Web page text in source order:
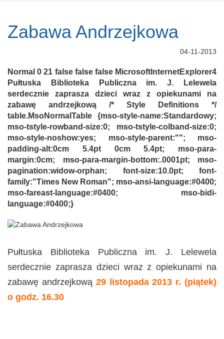
Zabawa Andrzejkowa
04-11-2013
Normal 0 21 false false false MicrosoftInternetExplorer4
Pułtuska Biblioteka Publiczna im. J. Lelewela
serdecznie zaprasza dzieci wraz z opiekunami na
zabawę andrzejkową /* Style Definitions */
table.MsoNormalTable {mso-style-name:Standardowy;
mso-tstyle-rowband-size:0; mso-tstyle-colband-size:0;
mso-style-noshow:yes; mso-style-parent:""; mso-
padding-alt:0cm 5.4pt 0cm 5.4pt; mso-para-
margin:0cm; mso-para-margin-bottom:.0001pt; mso-
pagination:widow-orphan; font-size:10.0pt; font-
family:"Times New Roman"; mso-ansi-language:#0400;
mso-fareast-language:#0400; mso-bidi-
language:#0400;}
Pułtuska Biblioteka Publiczna im. J. Lelewela
serdecznie zaprasza dzieci wraz z opiekunami na
zabawę andrzejkową 29 listopada 2013 r. (piątek)
o godz. 16.30